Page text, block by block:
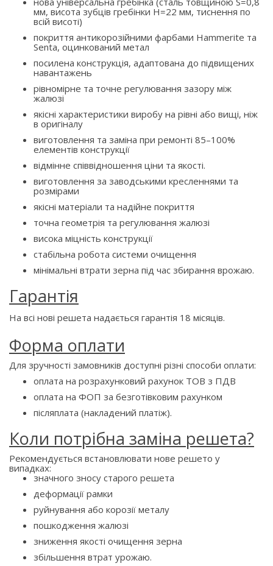
мм, висота зубців гребінки H=22 мм, тиснення по
всій висоті)
покриття антикорозійними фарбами Hammerite та
Senta, оцинкований метал
посилена конструкція, адаптована до підвищених
навантажень
рівномірне та точне регулювання зазору між
жалюзі
якісні характеристики виробу на рівні або вищі, ніж
в оригіналу
виготовлення та заміна при ремонті 85–100%
елементів конструкції
відмінне співвідношення ціни та якості.
виготовлення за заводськими кресленнями та
розмірами
якісні матеріали та надійне покриття
точна геометрія та регулювання жалюзі
висока міцність конструкції
стабільна робота системи очищення
мінімальні втрати зерна під час збирання врожаю.
Гарантія
На всі нові решета надається гарантія 18 місяців.
Форма оплати
Для зручності замовників доступні різні способи оплати:
оплата на розрахунковий рахунок ТОВ з ПДВ
оплата на ФОП за безготівковим рахунком
післяплата (накладений платіж).
Коли потрібна заміна решета?
Рекомендується встановлювати нове решето у
випадках:
значного зносу старого решета
деформації рамки
руйнування або корозії металу
пошкодження жалюзі
зниження якості очищення зерна
збільшення втрат урожаю.